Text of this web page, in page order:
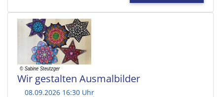
Wir gestalten Ausmalbilder
08.09.2026 16:30 Uhr